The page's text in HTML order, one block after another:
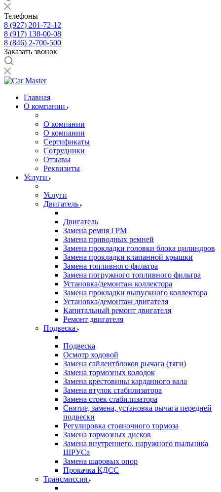
Телефоны
8 (927) 201-72-12
8 (917) 138-00-08
8 (846) 2-700-500
Заказать звонок
Главная
О компании
О компании
О компании
Сертификаты
Сотрудники
Отзывы
Реквизиты
Услуги
Услуги
Двигатель
Двигатель
Замена ремня ГРМ
Замена приводных ремней
Замена прокладки головки блока цилиндров
Замена прокладки клапанной крышки
Замена топливного фильтра
Замена погружного топливного фильтра
Установка/демонтаж коллектора
Замена прокладки выпускного коллектора
Установка/демонтаж двигателя
Капитальный ремонт двигателя
Ремонт двигателя
Подвеска
Подвеска
Осмотр ходовой
Замена сайлентблоков рычага (тяги)
Замена тормозных колодок
Замена крестовины карданного вала
Замена втулок стабилизатора
Замена стоек стабилизатора
Снятие, замена, установка рычага передней
подвески
Регулировка стояночного тормоза
Замена тормозных дисков
Замена внутреннего, наружного пыльника
ШРУСа
Замена шаровых опор
Прокачка КДСС
Трансмиссия